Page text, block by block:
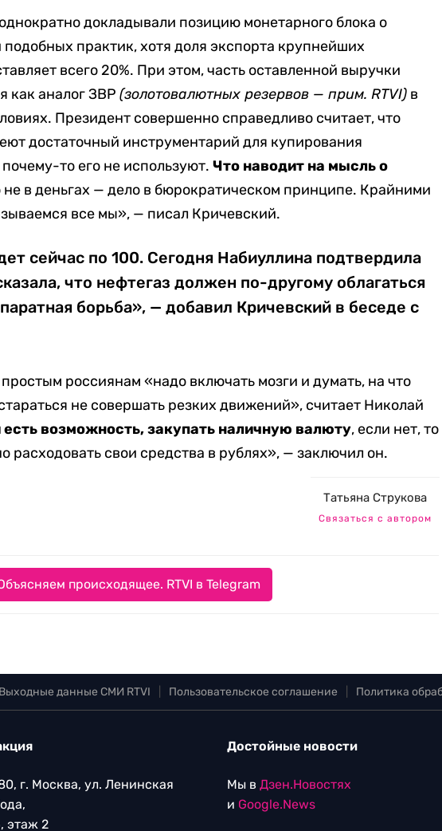
докладывали позицию монетарного блока о
практик, хотя доля экспорта крупнейших
всего 20%. При этом, часть оставленной выручки
как аналог ЗВР(золотовалютных резервов — прим. RTVI) в
Президент совершенно справедливо считает, что
достаточный инструментарий для купирования
то его не используют.Что наводит на мысль о
не в деньгах — дело в бюрократическом принципе. Крайними
все мы», — писал Кричевский.
сейчас по 100. Сегодня Набиуллина подтвердила
что нефтегаз должен по-другому облагаться
борьба», — добавил Кричевский в беседе с
россиянам «надо включать мозги и думать, на что
не совершать резких движений», считает Николай
есть возможность, закупать наличную валюту, если нет, то
расходовать свои средства в рублях», — заключил он.
Татьяна Струкова
Связаться с автором
происходящее. RTVI в Telegram
Выходные данные СМИ RTVI Пользовательское соглашение Политика
г. Москва, ул. Ленинская
этаж 2
Достойные новости
Мы в Дзен.Новостях
и Google.News